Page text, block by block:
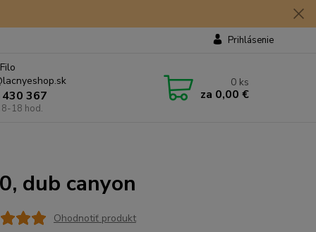
Prihlásenie
367
8-18 hod.
0 ks
za 0,00 €
dub canyon
Ohodnotiť produkt